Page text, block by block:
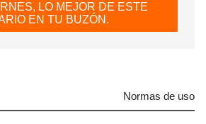
LO MEJOR DE ESTE
EN TU BUZÓN.
Normas de uso